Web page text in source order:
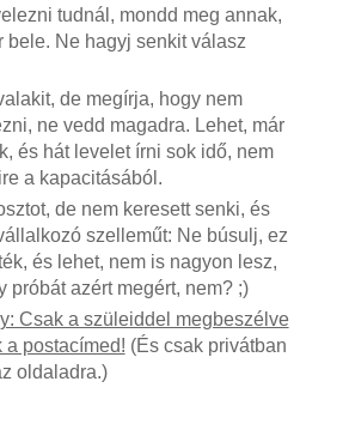
tudnál, mondd meg annak,
bele. Ne hagyj senkit válasz
de megírja, hogy nem
ne vedd magadra. Lehet, már
és hát levelet írni sok idő, nem
a kapacitásából.
de nem keresett senki, és
szelleműt: Ne búsulj, ez
és lehet, nem is nagyon lesz,
próbát azért megért, nem? ;)
Csak a szüleiddel megbeszélve
a postacímed! (És csak privátban
oldaladra.)